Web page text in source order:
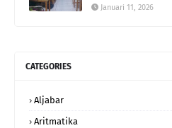
Januari 11, 2026
CATEGORIES
Aljabar
Aritmatika